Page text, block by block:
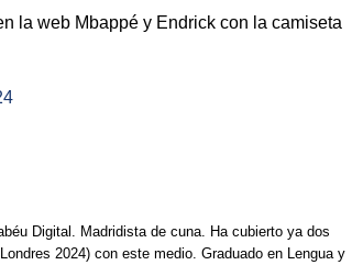
la web Mbappé y Endrick con la camiseta
Digital. Madridista de cuna. Ha cubierto ya dos
2024) con este medio. Graduado en Lengua y